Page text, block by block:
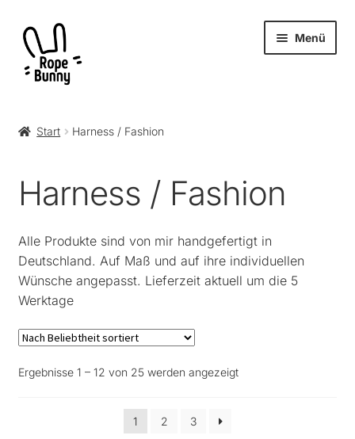
Zur
Navigation
springen
Zum
Inhalt
springen
Menü
Rope Bunny
Halsband/Necklace/Choker
Harness / Fashion
Start Harness / Fashion
Harness / Fashion
Alle Produkte sind von mir handgefertigt in
Deutschland. Auf Maß und auf ihre individuellen
Wünsche angepasst. Lieferzeit aktuell um die 5
Werktage
Ergebnisse 1 – 12 von 25 werden angezeigtNach
1
2 3